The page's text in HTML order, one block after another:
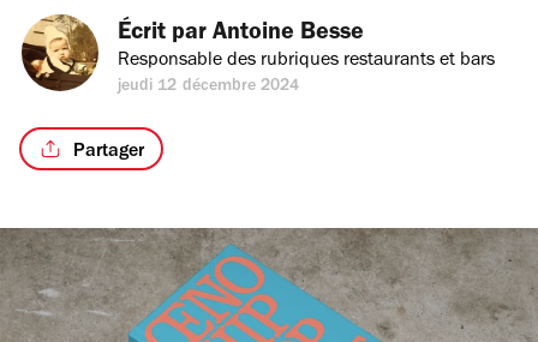
Écrit par Antoine Besse
Responsable des rubriques restaurants et bars
jeudi 12 décembre 2024
Partager